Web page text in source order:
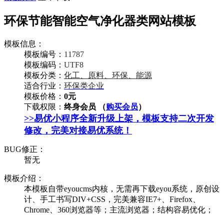
环保节能智能空气净化器类网站模板
模板信息：
模板编号： 11787
模板编码： UTF8
模板分类： 化工、原料、环保、能源
适合行业： 环保类企业
模板价格： 0元
下载权限： 终身会员 （购买会员）
>>易优小程序全新升级上架，模板支持二次开发
修改，完美对接易优系统！
BUG修正：
暂无
模板介绍：
本模板自带eyoucms内核，无需再下载eyou系统，原创设
计、手工书写DIV+CSS，完美兼容IE7+、Firefox、
Chrome、360浏览器等；主流浏览器；结构容易优化；